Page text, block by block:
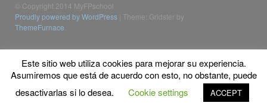
© Copyright 2014 MyFPschool
Proudly powered by WordPress Theme: Gridster by
ThemeFurnace
Este sitio web utiliza cookies para mejorar su experiencia.
Asumiremos que está de acuerdo con esto, no obstante, puede
desactivarlas si lo desea.
Cookie settings ACCEPT